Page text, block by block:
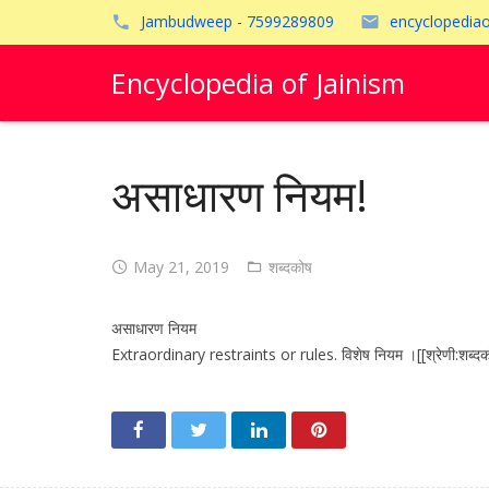
Jambudweep - 7599289809
Encyclopedia of Jainism
असाधारण नियम!
May 21, 2019 शब्दकोष
असाधारण नियम
Extraordinary restraints or rules. विशेष नियम